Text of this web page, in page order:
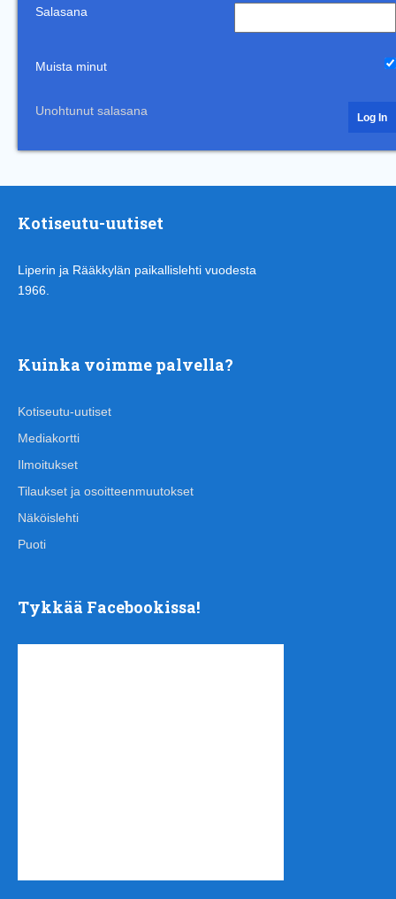
Salasana
Muista minut
Unohtunut salasana
Kotiseutu-uutiset
Liperin ja Rääkkylän paikallislehti vuodesta
1966.
Kuinka voimme palvella?
Kotiseutu-uutiset
Mediakortti
Ilmoitukset
Tilaukset ja osoitteenmuutokset
Näköislehti
Puoti
Tykkää Facebookissa!